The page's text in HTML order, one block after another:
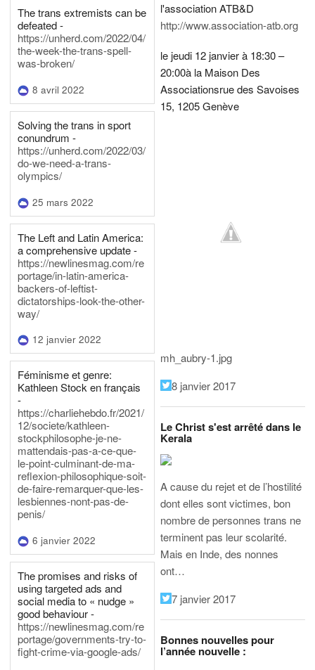
The trans extremists can be
defeated -
https://unherd.com/2022/04/
the-week-the-trans-spell-
was-broken/
8 avril 2022
Solving the trans in sport
conundrum -
https://unherd.com/2022/03/
do-we-need-a-trans-
olympics/
25 mars 2022
The Left and Latin America:
a comprehensive update -
https://newlinesmag.com/re
portage/in-latin-america-
backers-of-leftist-
dictatorships-look-the-other-
way/
12 janvier 2022
Féminisme et genre:
Kathleen Stock en français
-
https://charliehebdo.fr/2021/
12/societe/kathleen-
stockphilosophe-je-ne-
mattendais-pas-a-ce-que-
le-point-culminant-de-ma-
reflexion-philosophique-soit-
de-faire-remarquer-que-les-
lesbiennes-nont-pas-de-
penis/
6 janvier 2022
The promises and risks of
using targeted ads and
social media to « nudge »
good behaviour -
https://newlinesmag.com/re
portage/governments-try-to-
fight-crime-via-google-ads/
l'association ATB&D
http://www.association-atb.org
le jeudi 12 janvier à 18:30 –
20:00à la Maison Des
Associationsrue des Savoises
15, 1205 Genève
mh_aubry-1.jpg
8 janvier 2017
Le Christ s'est arrêté dans le
Kerala
A cause du rejet et de l’hostilité
dont elles sont victimes, bon
nombre de personnes trans ne
terminent pas leur scolarité.
Mais en Inde, des nonnes
ont…
7 janvier 2017
Bonnes nouvelles pour
l’année nouvelle :